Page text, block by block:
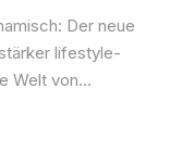
Der neue
lifestyle-
Welt von...